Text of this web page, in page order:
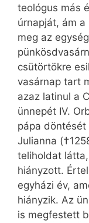
teológus más
úrnapját, ám
meg az
csütörtökre
vasárnap tart
azaz latinul a
ünnepét IV.
pápa
Julianna
teliholdat
hiányzott.
egyházi év,
hiányzik. Az
is megfestett